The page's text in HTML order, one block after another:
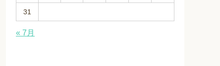
31
« 7月